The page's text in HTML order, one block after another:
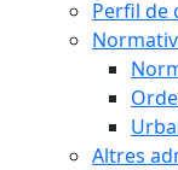
Perfil de
Altres